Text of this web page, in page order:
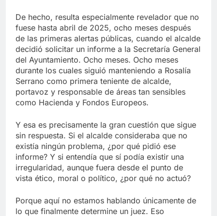
De hecho, resulta especialmente revelador que no
fuese hasta abril de 2025, ocho meses después
de las primeras alertas públicas, cuando el alcalde
decidió solicitar un informe a la Secretaría General
del Ayuntamiento. Ocho meses. Ocho meses
durante los cuales siguió manteniendo a Rosalía
Serrano como primera teniente de alcalde,
portavoz y responsable de áreas tan sensibles
como Hacienda y Fondos Europeos.
Y esa es precisamente la gran cuestión que sigue
sin respuesta. Si el alcalde consideraba que no
existía ningún problema, ¿por qué pidió ese
informe? Y si entendía que sí podía existir una
irregularidad, aunque fuera desde el punto de
vista ético, moral o político, ¿por qué no actuó?
Porque aquí no estamos hablando únicamente de
lo que finalmente determine un juez. Eso